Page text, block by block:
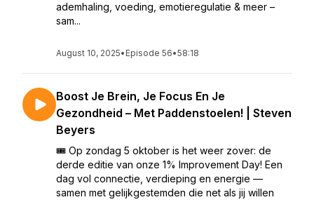
ademhaling, voeding, emotieregulatie & meer –
sam...
August 10, 2025• Episode 56•58:18
Boost Je Brein, Je Focus En Je
Gezondheid – Met Paddenstoelen! | Steven
Beyers
🎟 Op zondag 5 oktober is het weer zover: de
derde editie van onze 1% Improvement Day! Een
dag vol connectie, verdieping en energie —
samen met gelijkgestemden die net als jij willen